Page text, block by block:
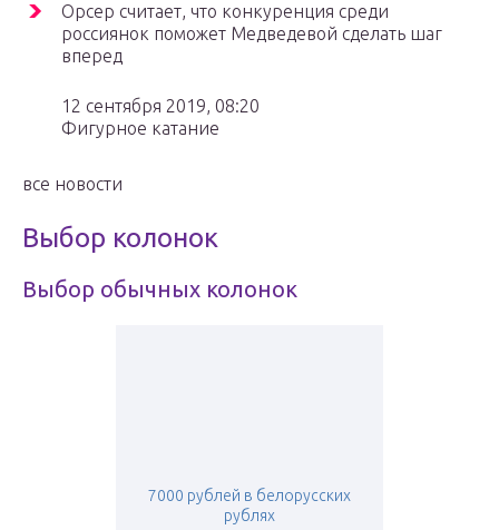
Орсер считает, что конкуренция среди
россиянок поможет Медведевой сделать шаг
вперед
12 сентября 2019, 08:20
Фигурное катание
все новости
Выбор колонок
Выбор обычных колонок
7000 рублей в белорусских
рублях